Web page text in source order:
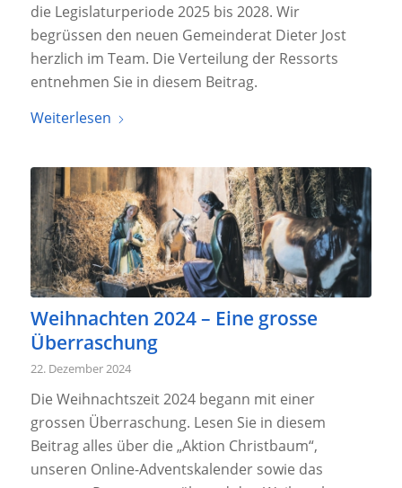
die Legislaturperiode 2025 bis 2028. Wir
begrüssen den neuen Gemeinderat Dieter Jost
herzlich im Team. Die Verteilung der Ressorts
entnehmen Sie in diesem Beitrag.
Weiterlesen
Weihnachten 2024 – Eine grosse
Überraschung
22. Dezember 2024
Die Weihnachtszeit 2024 begann mit einer
grossen Überraschung. Lesen Sie in diesem
Beitrag alles über die „Aktion Christbaum“,
unseren Online-Adventskalender sowie das